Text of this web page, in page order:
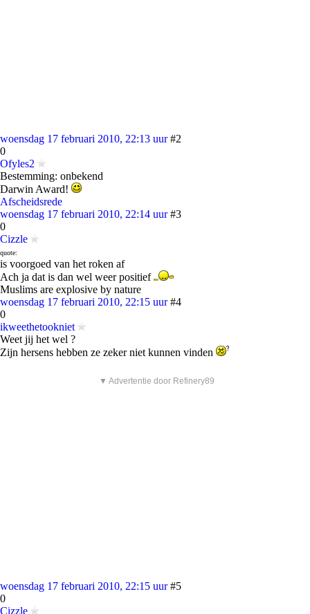
woensdag 17 februari 2010, 22:13 uur #2
0
Ofyles2
Bestemming: onbekend
Darwin Award!
Afscheidsrede
woensdag 17 februari 2010, 22:14 uur #3
0
Cizzle
quote:
is voorgoed van het roken af
Ach ja dat is dan wel weer positief
Muslims are explosive by nature
woensdag 17 februari 2010, 22:15 uur #4
0
ikweethetookniet
Weet jij het wel ?
Zijn hersens hebben ze zeker niet kunnen vinden
▼ Advertentie door Refinery89
woensdag 17 februari 2010, 22:15 uur #5
0
Cizzle